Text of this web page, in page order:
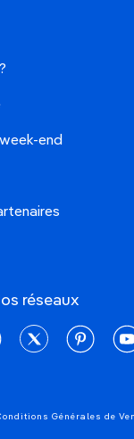
end
réseaux
twitter pinterest
Générales de